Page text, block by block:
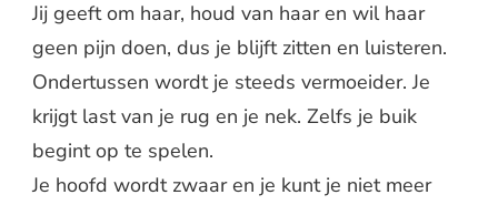
Jij geeft om haar, houd van haar en wil haar
geen pijn doen, dus je blijft zitten en luisteren.
Ondertussen wordt je steeds vermoeider. Je
krijgt last van je rug en je nek. Zelfs je buik
begint op te spelen.
Je hoofd wordt zwaar en je kunt je niet meer